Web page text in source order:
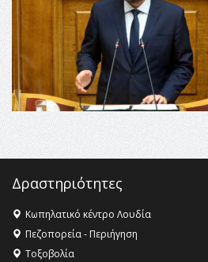
16:27 -
Όλυμπος: Εντάχθηκε
Κληρονομιάς της UNESCO –
Όλυμπος αναγνωρίστηκε ως
αγαθό εξέχουσας οικουμενικής
ανθρωπότητα
16:18 -ΕΝΟΡΙΑΚΕΣ ΚΑΛΟΚΑΙΡΙΝΕΣ
ΣΤΗΝ ΕΔΕΣΣΑ
Δραστηριότητες
Κωπηλατικό κέντρο Λουδία
Πεζοπορεία - Περιήγηση
Τοξοβολία